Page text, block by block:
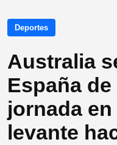
Deportes
Australia
España
jornada
levante